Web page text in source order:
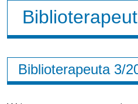
Biblioterapeuta 3/